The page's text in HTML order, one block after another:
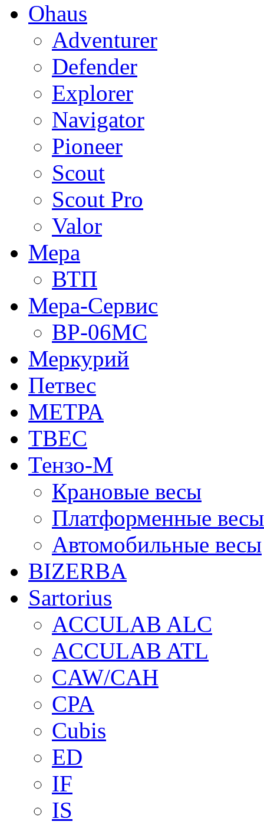
Ohaus
Adventurer
Defender
Explorer
Navigator
Pioneer
Scout
Scout Pro
Valor
Мера
ВТП
Мера-Сервис
ВР-06МС
Меркурий
Петвес
МЕТРА
ТВЕС
Тензо-М
Крановые весы
Платформенные весы
Автомобильные весы
BIZERBA
Sartorius
ACCULAB ALC
ACCULAB ATL
CAW/CAH
CPA
Cubis
ED
IF
IS